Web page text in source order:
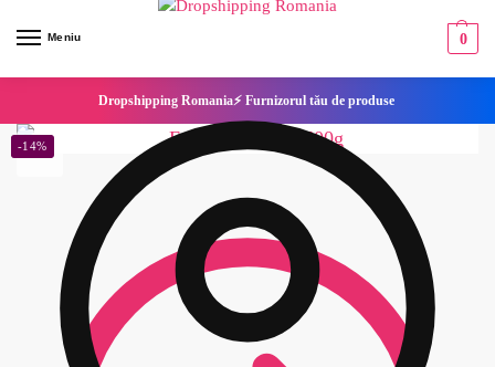
Meniu 0
Dropshipping Romania⚡ Furnizorul tău de produse
-14%